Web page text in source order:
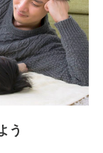
う